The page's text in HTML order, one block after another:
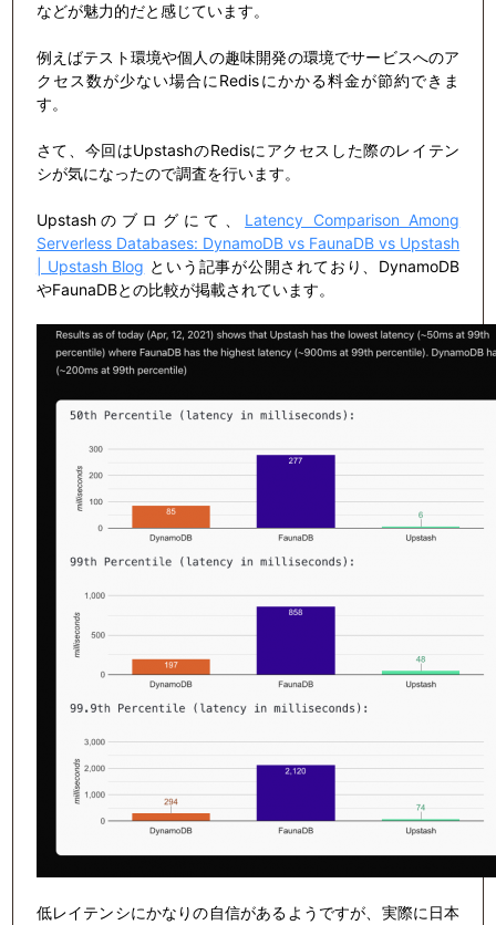
などが魅力的だと感じています。
例えばテスト環境や個人の趣味開発の環境でサービスへのア
クセス数が少ない場合にRedisにかかる料金が節約できま
す。
さて、今回はUpstashのRedisにアクセスした際のレイテン
シが気になったので調査を行います。
Upstashのブログにて、 Latency Comparison Among
Serverless Databases: DynamoDB vs FaunaDB vs Upstash
| Upstash Blog という記事が公開されており、DynamoDB
やFaunaDBとの比較が掲載されています。
低レイテンシにかなりの自信があるようですが、実際に日本